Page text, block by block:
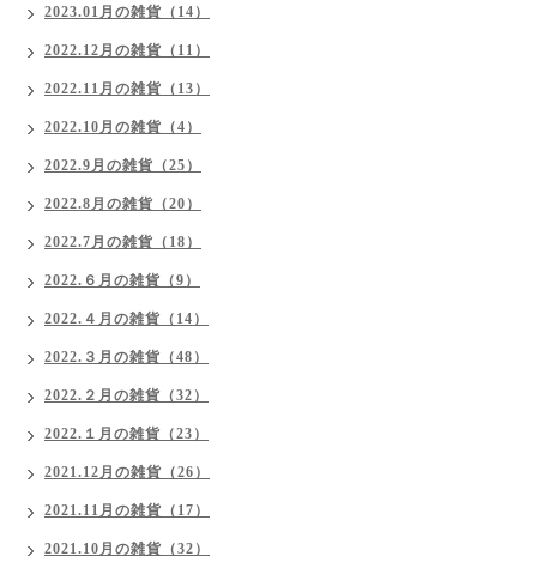
2023.01月の雑貨（14）
2022.12月の雑貨（11）
2022.11月の雑貨（13）
2022.10月の雑貨（4）
2022.9月の雑貨（25）
2022.8月の雑貨（20）
2022.7月の雑貨（18）
2022.６月の雑貨（9）
2022.４月の雑貨（14）
2022.３月の雑貨（48）
2022.２月の雑貨（32）
2022.１月の雑貨（23）
2021.12月の雑貨（26）
2021.11月の雑貨（17）
2021.10月の雑貨（32）